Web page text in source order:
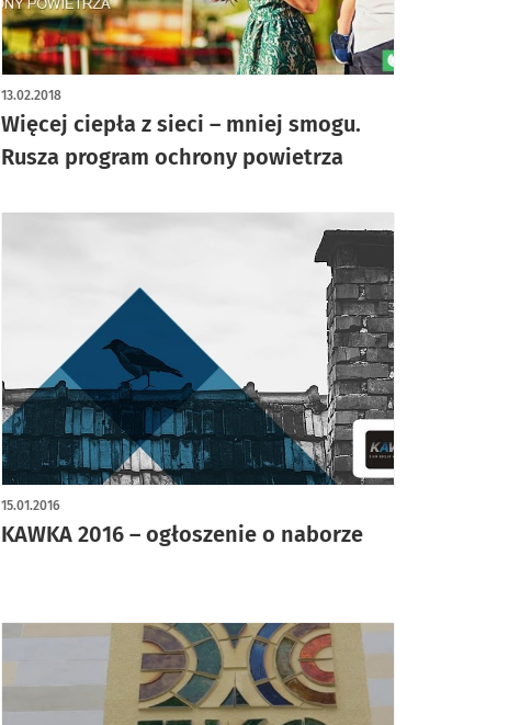
Więcej ciepła z sieci – mniej smogu.
Rusza program ochrony powietrza
13.02.2018
KAWKA 2016 – ogłoszenie o naborze
15.01.2016